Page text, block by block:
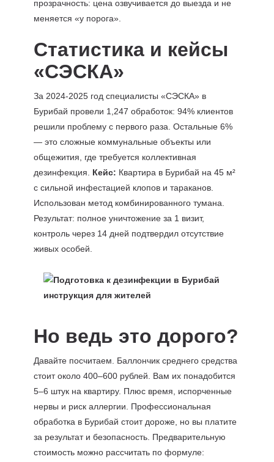
прозрачность: цена озвучивается до выезда и не
меняется «у порога».
Статистика и кейсы
«СЭСКА»
За 2024-2025 год специалисты «СЭСКА» в
Бурибай провели 1,247 обработок: 94% клиентов
решили проблему с первого раза. Остальные 6%
— это сложные коммунальные объекты или
общежития, где требуется коллективная
дезинфекция. Кейс: Квартира в Бурибай на 45 м²
с сильной инфестацией клопов и тараканов.
Использован метод комбинированного тумана.
Результат: полное уничтожение за 1 визит,
контроль через 14 дней подтвердил отсутствие
живых особей.
Но ведь это дорого?
Давайте посчитаем. Баллончик среднего средства
стоит около 400–600 рублей. Вам их понадобится
5–6 штук на квартиру. Плюс время, испорченные
нервы и риск аллергии. Профессиональная
обработка в Бурибай стоит дороже, но вы платите
за результат и безопасность. Предварительную
стоимость можно рассчитать по формуле: